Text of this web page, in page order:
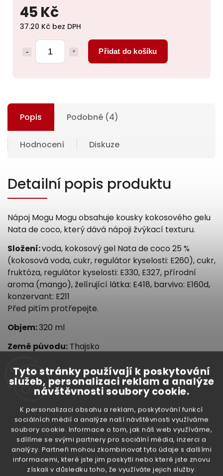
Tyto stránky používají k poskytování
služeb, personalizaci reklam a analýze
návštěvnosti soubory cookie.
K personalizaci obsahu a reklam, poskytování funkcí
sociálních médií a analýze naší návštěvnosti využíváme
soubory cookie. Informace o tom, jak náš web využíváme,
sdílíme se svými partnery pro sociální média, inzerci a
analýzy. Partneři mohou zkombinovat tyto údaje s dalšími
informacemi, které jste jim poskytli nebo které jste znovu
získali v důsledku toho, že využíváte jejich služby.
45 Kč
37.20 Kč bez DPH
Přidat do košíku
Popis Podobné (4)
Hodnocení Diskuze
Detailní popis produktu
Nápoj Mogu Mogu obsahuje kousky kokosového gelu
Nata de coco, který dává nápoji žvýkací texturu.
Složení:voda, kokosový gel Nata de coco 25 %
(kokosová voda, cukr, regulátor kyselosti: E260), cukr,
fruktóza, regulátor kyselosti: E330, E327, přírodní
aroma (mango), želírující látka: E418, barvivo: E160d,
konzervant: E211
Před pitím protřepejte.
Objem:320 ml
Země původu: Thajsko
Doplňkové parametry
Kategorie: Nápoje
Hmotnost: 0.363 kg
EAN: 8850389113264